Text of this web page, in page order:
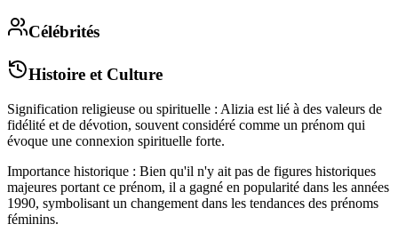
Célébrités
Histoire et Culture
Signification religieuse ou spirituelle : Alizia est lié à des valeurs de
fidélité et de dévotion, souvent considéré comme un prénom qui
évoque une connexion spirituelle forte.
Importance historique : Bien qu'il n'y ait pas de figures historiques
majeures portant ce prénom, il a gagné en popularité dans les années
1990, symbolisant un changement dans les tendances des prénoms
féminins.